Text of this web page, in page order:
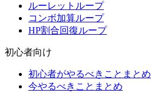
ルーレットループ
コンボ加算ループ
HP割合回復ループ
初心者向け
初心者がやるべきことまとめ
今やるべきことまとめ